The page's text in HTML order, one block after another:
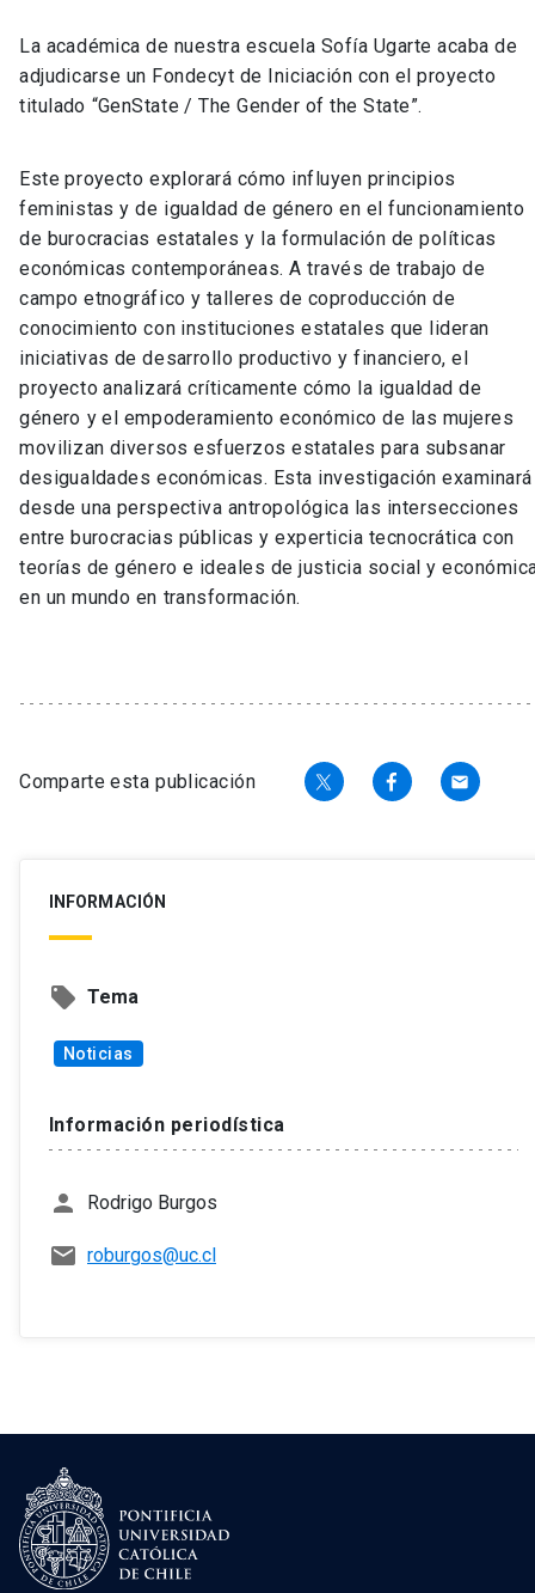
La académica de nuestra escuela Sofía Ugarte acaba de
adjudicarse un Fondecyt de Iniciación con el proyecto
titulado “GenState / The Gender of the State”.
Este proyecto explorará cómo influyen principios
feministas y de igualdad de género en el funcionamiento
de burocracias estatales y la formulación de políticas
económicas contemporáneas. A través de trabajo de
campo etnográfico y talleres de coproducción de
conocimiento con instituciones estatales que lideran
iniciativas de desarrollo productivo y financiero, el
proyecto analizará críticamente cómo la igualdad de
género y el empoderamiento económico de las mujeres
movilizan diversos esfuerzos estatales para subsanar
desigualdades económicas. Esta investigación examinará
desde una perspectiva antropológica las intersecciones
entre burocracias públicas y experticia tecnocrática con
teorías de género e ideales de justicia social y
en un mundo en transformación.
Comparte esta publicación email
INFORMACIÓN
local_offer Tema
Noticias
Información periodística
person Rodrigo Burgos
mail roburgos@uc.cl